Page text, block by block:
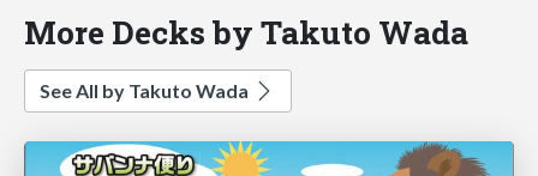
More Decks by Takuto Wada
See All by Takuto Wada